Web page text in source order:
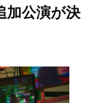
加公演が決